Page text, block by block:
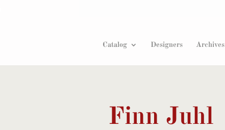
Catalog Designers Archives
Finn Juhl